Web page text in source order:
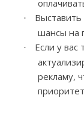
·
шансы на
·
Если у
рекламу,